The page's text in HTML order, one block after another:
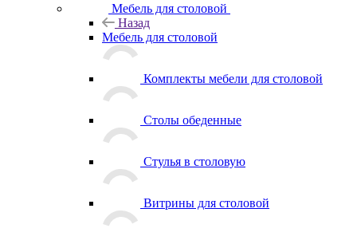
Мебель для столовой
Назад
Мебель для столовой
Комплекты мебели для столовой
Столы обеденные
Стулья в столовую
Витрины для столовой